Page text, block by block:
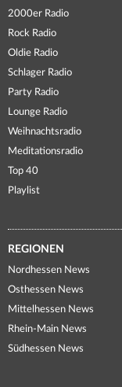
2000er Radio
Rock Radio
Oldie Radio
Schlager Radio
Party Radio
Lounge Radio
Weihnachtsradio
Meditationsradio
Top 40
Playlist
REGIONEN
Nordhessen News
Osthessen News
Mittelhessen News
Rhein-Main News
Südhessen News